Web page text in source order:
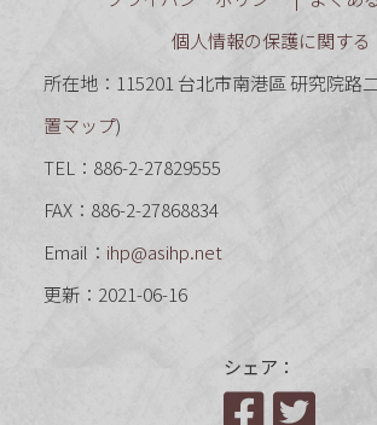
個人情報の保護に関する
所在地：115201 台北市南港區 研究院路
置マップ)
TEL：886-2-27829555
FAX：886-2-27868834
Email： ihp@asihp.net
更新：2021-06-16
シェア：
Facebook